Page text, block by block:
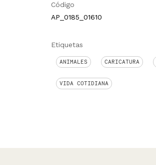
Código
AP_0185_01610
Etiquetas
ANIMALES CARICATURA
VIDA COTIDIANA